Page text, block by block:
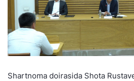
Shartnoma doirasida Shota